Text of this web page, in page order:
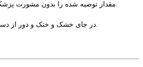
مقدار توصیه شده را بدون مشورت پزشک یا داروساز افزایش ندهید.
در جای خشک و ختک و دور از دسترس کودکان نگهداری شود.